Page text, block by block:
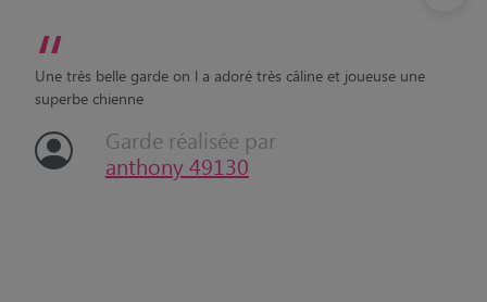
“
Une très belle garde on l a adoré très câline et joueuse une
superbe chienne
Garde réalisée par
anthony 49130